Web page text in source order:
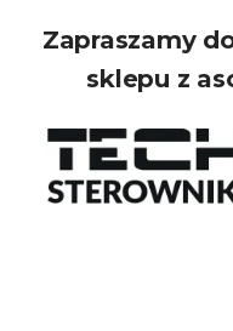
Zapraszamy
sklepu z